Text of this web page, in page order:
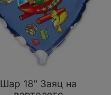
Шар 18" Заяц на